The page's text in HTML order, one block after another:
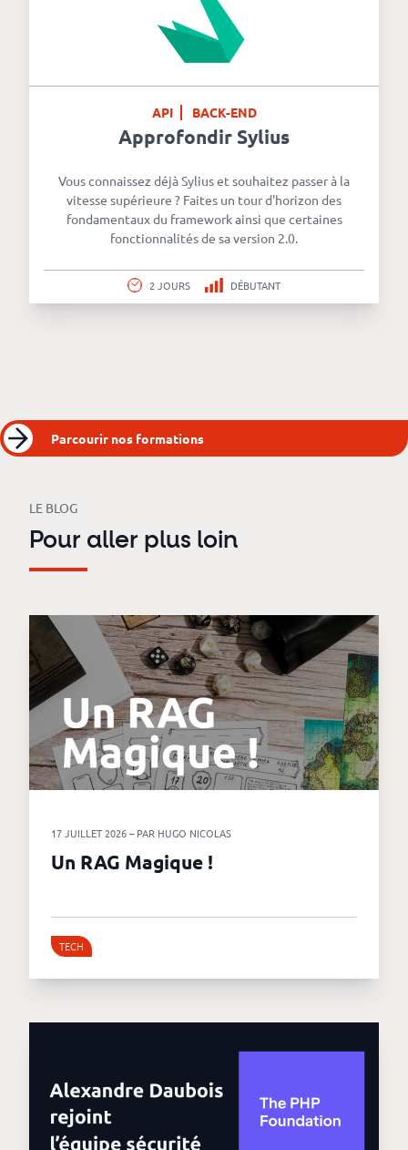
API BACK-END
Approfondir Sylius
Vous connaissez déjà Sylius et souhaitez passer à la
vitesse supérieure ? Faites un tour d'horizon des
fondamentaux du framework ainsi que certaines
fonctionnalités de sa version 2.0.
2 JOURS DÉBUTANT
Parcourir nos formations
LE BLOG
Pour aller plus loin
17 JUILLET 2026 – PAR HUGO NICOLAS
Un RAG Magique !
TECH